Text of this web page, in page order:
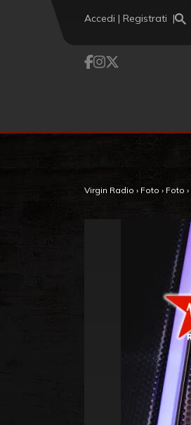
Accedi | Registrati
Virgin Radio › Foto › Foto ›